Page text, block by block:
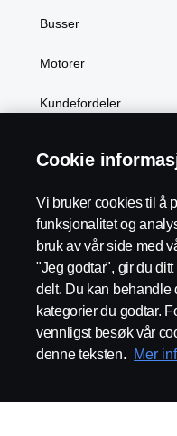
Busser
Motorer
Kundefordeler
Scania in Your Region:
Juridisk merknad
Cookie
Vi bruker cookies til å
funksjonalitet og
bruk av vår side med
"Jeg godtar", gir du
delt. Du kan behandle
kategorier du godtar.
vennligst besøk vår
denne teksten.
Mer